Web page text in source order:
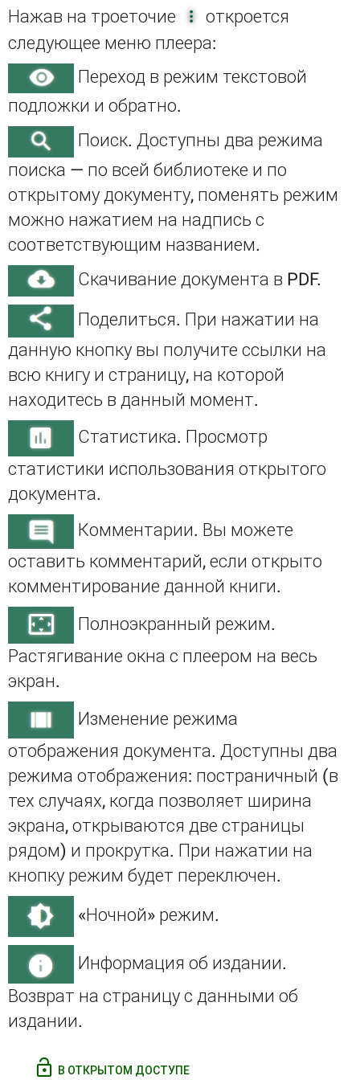
Нажав на троеточие
откроется
следующее меню плеера:
Переход в режим текстовой
подложки и обратно.
Поиск. Доступны два режима
поиска — по всей библиотеке и по
открытому документу, поменять режим
можно нажатием на надпись с
соответствующим названием.
Скачивание документа в PDF.
Поделиться. При нажатии на
данную кнопку вы получите ссылки на
всю книгу и страницу, на которой
находитесь в данный момент.
Статистика. Просмотр
статистики использования открытого
документа.
Комментарии. Вы можете
оставить комментарий, если открыто
комментирование данной книги.
Полноэкранный режим.
Растягивание окна с плеером на весь
экран.
Изменение режима
отображения документа. Доступны два
режима отображения: постраничный (в
тех случаях, когда позволяет ширина
экрана, открываются две страницы
рядом) и прокрутка. При нажатии на
кнопку режим будет переключен.
«Ночной» режим.
Информация об издании.
Возврат на страницу с данными об
издании.
В ОТКРЫТОМ ДОСТУПЕ